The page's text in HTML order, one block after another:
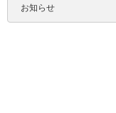
お知らせ